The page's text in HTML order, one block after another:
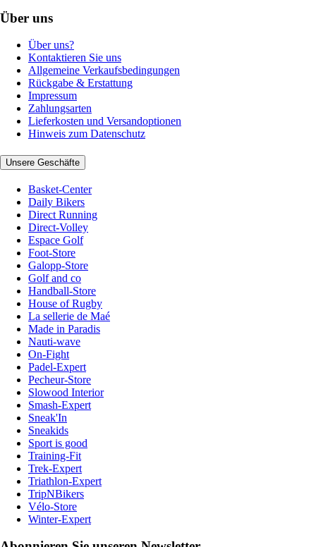
Über uns
Über uns?
Kontaktieren Sie uns
Allgemeine Verkaufsbedingungen
Rückgabe & Erstattung
Impressum
Zahlungsarten
Lieferkosten und Versandoptionen
Hinweis zum Datenschutz
Unsere Geschäfte
Basket-Center
Daily Bikers
Direct Running
Direct-Volley
Espace Golf
Foot-Store
Galopp-Store
Golf and co
Handball-Store
House of Rugby
La sellerie de Maé
Made in Paradis
Nauti-wave
On-Fight
Padel-Expert
Pecheur-Store
Slowood Interior
Smash-Expert
Sneak'In
Sneakids
Sport is good
Training-Fit
Trek-Expert
Triathlon-Expert
TripNBikers
Vélo-Store
Winter-Expert